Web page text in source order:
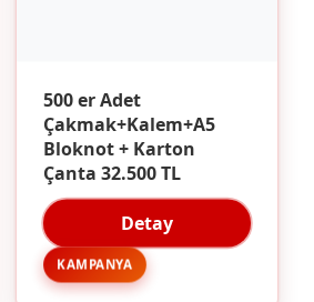
500 er Adet
Çakmak+Kalem+A5
Bloknot + Karton
Çanta 32.500 TL
Detay
KAMPANYA